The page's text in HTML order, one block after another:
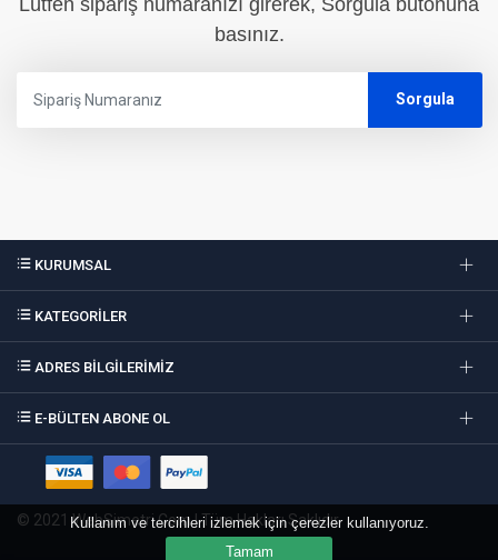
Kullanım ve tercihleri ​​izlemek için çerezler kullanıyoruz.
Tamam
basınız.
KURUMSAL
KATEGORİLER
ADRES BİLGİLERİMİZ
E-BÜLTEN ABONE OL
© 2021 WebSimetri.Com | Tüm Hakları Saklıdır.